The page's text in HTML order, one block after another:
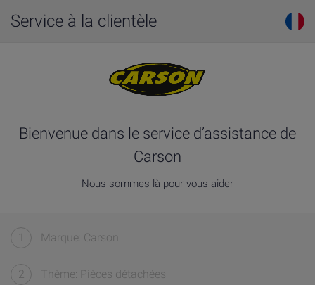
Service à la clientèle
Bienvenue dans le service d’assistance de
Carson
Nous sommes là pour vous aider
1 Marque: Carson
2 Thème: Pièces détachées